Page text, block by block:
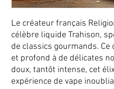
Le créateur français
célèbre liquide Trahison,
de classics gourmands.
et profond à de délicates
doux, tantôt intense, cet
expérience de vape